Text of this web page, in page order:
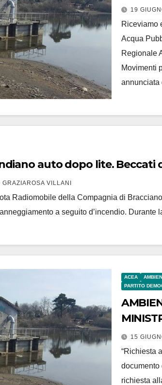
19
Riceviamo
Acqua
Regionale
Movimenti
auto dopo lite. Beccati
GRAZIAROSA VILLANI
Radiomobile della Compagnia di
a seguito d’incendio.
ACEA
PARTITO
15
“Richiesta
richiesta